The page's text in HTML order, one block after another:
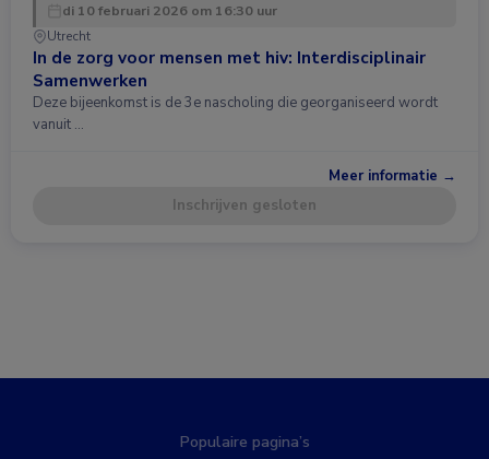
di 10 februari 2026 om 16:30 uur
Utrecht
In de zorg voor mensen met hiv: Interdisciplinair
Samenwerken
Deze bijeenkomst is de 3e nascholing die georganiseerd wordt
vanuit …
Meer informatie →
Inschrijven gesloten
Populaire pagina’s